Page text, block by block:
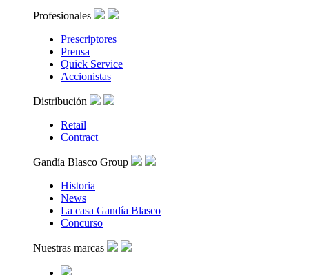
Profesionales
Prescriptores
Prensa
Quick Service
Accionistas
Distribución
Retail
Contract
Gandía Blasco Group
Historia
News
La casa Gandía Blasco
Concurso
Nuestras marcas